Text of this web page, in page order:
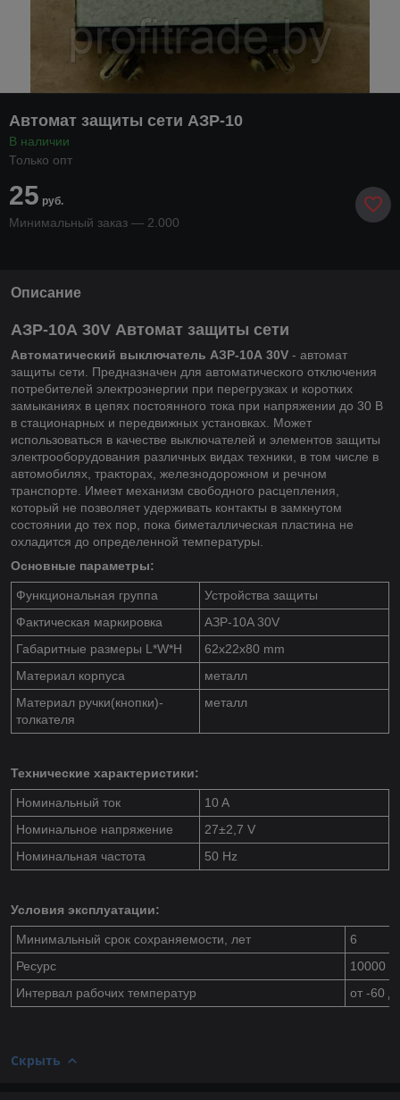
Автомат защиты сети АЗР-10
В наличии
Только опт
25 руб.
Минимальный заказ — 2.000
Описание
АЗР-10А 30V Автомат защиты сети
Автоматический выключатель АЗР-10А 30V - автомат
защиты сети. Предназначен для автоматического отключения
потребителей электроэнергии при перегрузках и коротких
замыканиях в цепях постоянного тока при напряжении до 30 В
в стационарных и передвижных установках. Может
использоваться в качестве выключателей и элементов защиты
электрооборудования различных видах техники, в том числе в
автомобилях, тракторах, железнодорожном и речном
транспорте. Имеет механизм свободного расцепления,
который не позволяет удерживать контакты в замкнутом
состоянии до тех пор, пока биметаллическая пластина не
охладится до определенной температуры.
Основные параметры:
Функциональная группа
Устройства защиты
Фактическая маркировка
АЗР-10A 30V
Габаритные размеры L*W*H
62х22х80 mm
Материал корпуса
металл
Материал ручки(кнопки)-
толкателя
металл
Технические характеристики:
Номинальный ток
10 A
Номинальное напряжение
27±2,7 V
Номинальная частота
50 Hz
Условия эксплуатации:
Минимальный срок сохраняемости, лет
6
Ресурс
10000
Интервал рабочих температур
от -60
Скрыть